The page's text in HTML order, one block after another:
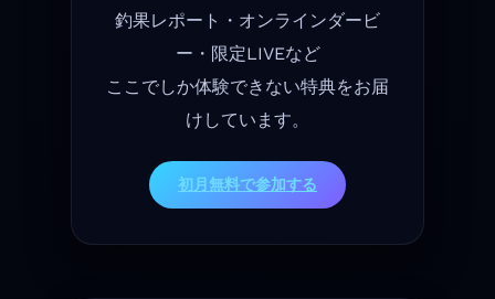
釣果レポート・オンラインダービ
ー・限定LIVEなど
ここでしか体験できない特典をお届
けしています。
初月無料で参加する